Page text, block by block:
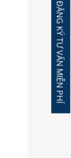
ĐĂNG KÝ TƯ VẤN MIỄN PHÍ